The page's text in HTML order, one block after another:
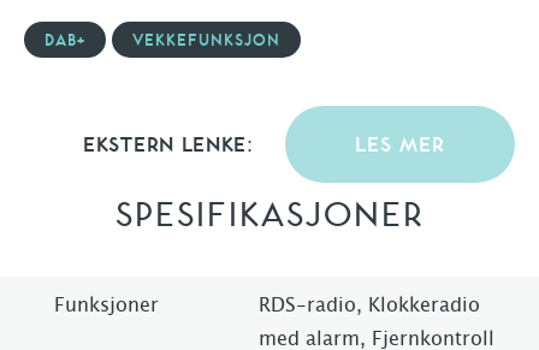
DAB+ VEKKEFUNKSJON
EKSTERN LENKE: LES MER
SPESIFIKASJONER
Funksjoner
RDS-radio, Klokkeradio
med alarm, Fjernkontroll